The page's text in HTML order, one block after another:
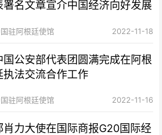
署名文章宣介中国经济向好发展
驻阿根廷使馆 2022-11-18
国公安部代表团圆满完成在阿根
执法交流合作工作
驻阿根廷使馆 2022-11-16
肖力大使在国际商报G20国际经